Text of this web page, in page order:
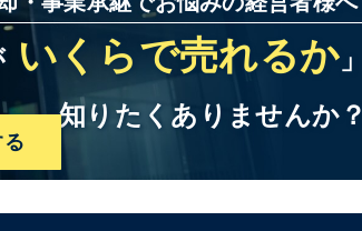
いくらで売れるか 」
知りたくありませんか？